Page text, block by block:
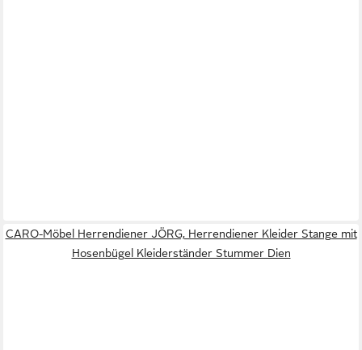
CARO-Möbel Herrendiener JÖRG, Herrendiener Kleider Stange mit
Hosenbügel Kleiderständer Stummer Dien